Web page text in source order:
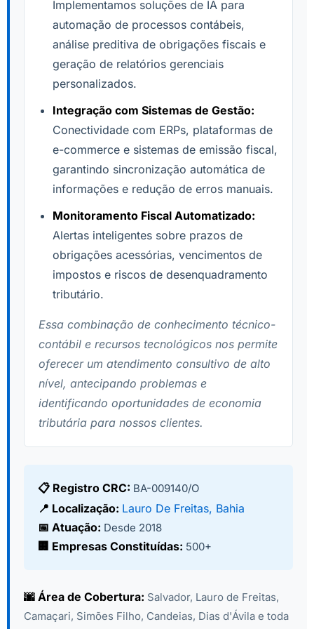
Implementamos soluções de IA para
automação de processos contábeis,
análise preditiva de obrigações fiscais e
geração de relatórios gerenciais
personalizados.
Integração com Sistemas de Gestão:
Conectividade com ERPs, plataformas de
e-commerce e sistemas de emissão fiscal,
garantindo sincronização automática de
informações e redução de erros manuais.
Monitoramento Fiscal Automatizado:
Alertas inteligentes sobre prazos de
obrigações acessórias, vencimentos de
impostos e riscos de desenquadramento
tributário.
Essa combinação de conhecimento técnico-
contábil e recursos tecnológicos nos permite
oferecer um atendimento consultivo de alto
nível, antecipando problemas e
identificando oportunidades de economia
tributária para nossos clientes.
📋 Registro CRC: BA-009140/O
📍 Localização: Lauro De Freitas, Bahia
📅 Atuação: Desde 2018
🏢 Empresas Constituídas: 500+
🌆 Área de Cobertura: Salvador, Lauro de Freitas,
Camaçari, Simões Filho, Candeias, Dias d'Ávila e toda